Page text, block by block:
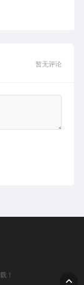
暂无评论
！